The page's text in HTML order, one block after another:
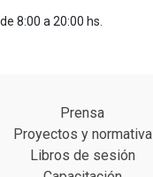
8:00 a 20:00 hs.
Prensa
Proyectos y normativa
Libros de sesión